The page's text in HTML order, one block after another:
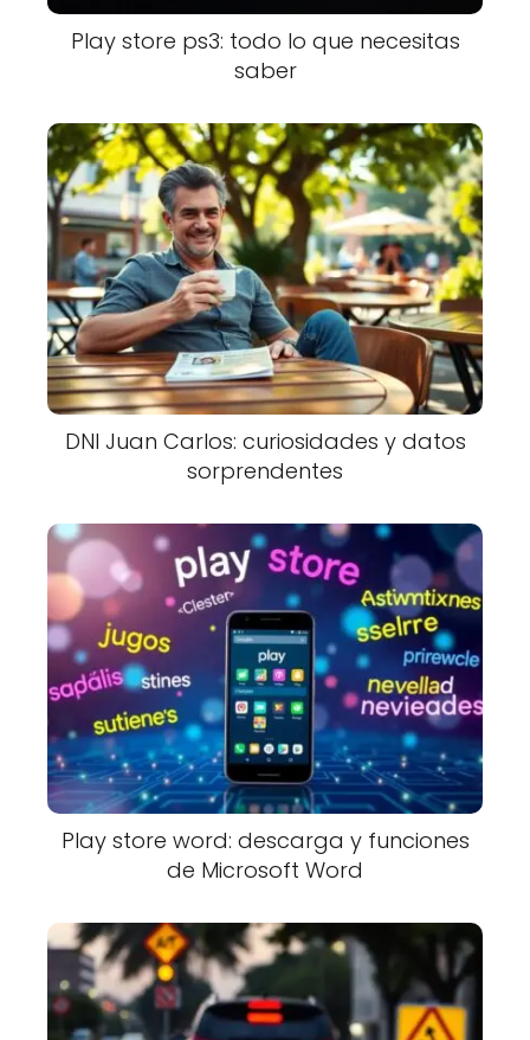
Play store ps3: todo lo que necesitas
saber
DNI Juan Carlos: curiosidades y datos
sorprendentes
Play store word: descarga y funciones
de Microsoft Word